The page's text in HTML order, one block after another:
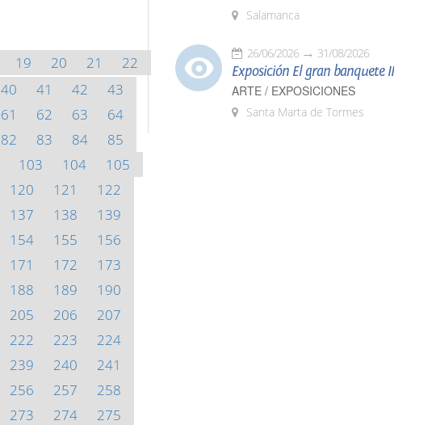
19 20 21
22
40 41 42
43
61 62 63
64
82 83 84
85
103 104
105
120 121
122
137 138
139
154 155
156
171 172
173
188 189
190
205 206
207
222 223
224
239 240
241
256 257
258
273 274 275
Salamanca
26/06/2026 31/08/2026
Exposición El gran banquete II
ARTE / EXPOSICIONES
Santa Marta de Tormes